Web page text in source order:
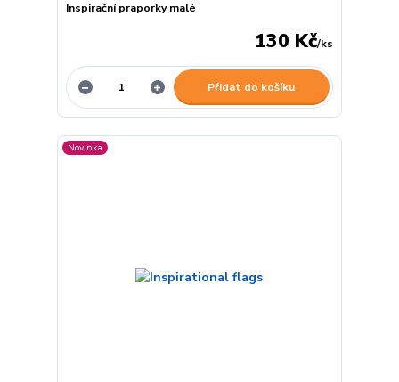
Inspirační praporky malé
130 Kč/ks
Přidat do košíku
Novinka